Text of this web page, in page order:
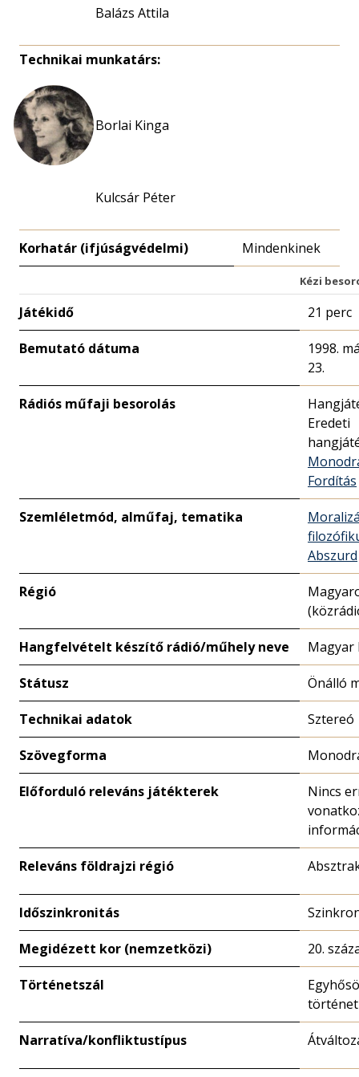
Balázs Attila
Technikai munkatárs:
Borlai Kinga
Kulcsár Péter
Korhatár (ifjúságvédelmi) Mindenkinek
Kézi
Játékidő 21 perc
Bemutató dátuma
1998.
23.
Rádiós műfaji besorolás
Eredeti
Fordítás
Szemléletmód, alműfaj, tematika
Abszurd
Régió
Hangfelvételt készítő rádió/műhely neve Magyar
Státusz Önálló
Technikai adatok Sztereó
Szövegforma
Előforduló releváns játékterek
Nincs
Releváns földrajzi régió
Időszinkronitás
Megidézett kor (nemzetközi) 20.
Történetszál
történet
Narratíva/konfliktustípus